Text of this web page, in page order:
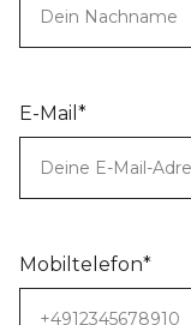
E-Mail*
Mobiltelefon*